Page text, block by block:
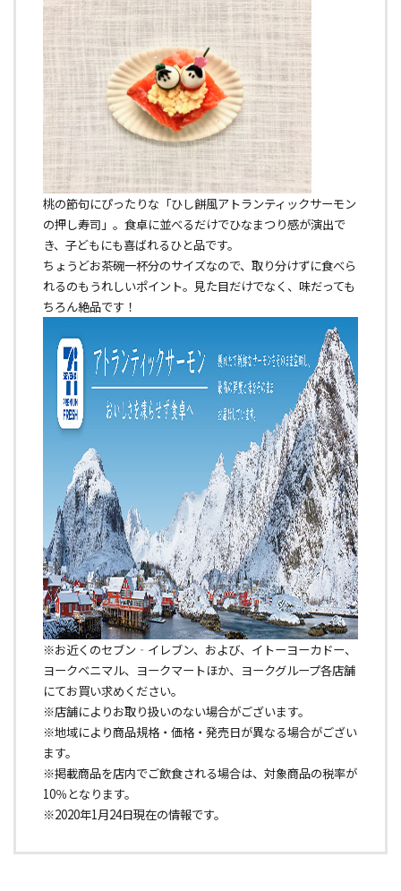
桃の節句にぴったりな「ひし餅風アトランティックサーモン
の押し寿司」。食卓に並べるだけでひなまつり感が演出で
き、子どもにも喜ばれるひと品です。
ちょうどお茶碗一杯分のサイズなので、取り分けずに食べら
れるのもうれしいポイント。見た目だけでなく、味だっても
ちろん絶品です！
※お近くのセブン‐イレブン、および、イトーヨーカドー、
ヨークベニマル、ヨークマートほか、ヨークグループ各店舗
にてお買い求めください。
※店舗によりお取り扱いのない場合がございます。
※地域により商品規格・価格・発売日が異なる場合がござい
ます。
※掲載商品を店内でご飲食される場合は、対象商品の税率が
10％となります。
※2020年1月24日現在の情報です。